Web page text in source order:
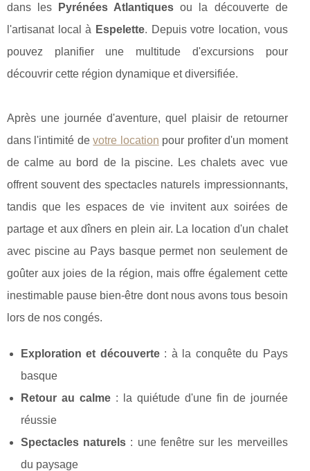
dans les
Pyrénées Atlantiques ou la découverte de
l'artisanat local à Espelette. Depuis votre location, vous
pouvez planifier une multitude d'excursions pour
découvrir cette région dynamique et diversifiée.
Après une journée d'aventure, quel plaisir de retourner
dans l'intimité devotre location pour profiter d'un moment
de calme au bord de la piscine. Les chalets avec vue
offrent souvent des spectacles naturels impressionnants,
tandis que les espaces de vie invitent aux soirées de
partage et aux dîners en plein air. La location d'un chalet
avec piscine au Pays basque permet non seulement de
goûter aux joies de la région, mais offre également cette
inestimable pause bien-être dont nous avons tous besoin
lors de nos congés.
Exploration et découverte: à la conquête du Pays
basque
Retour au calme: la quiétude d'une fin de journée
réussie
Spectacles naturels : une fenêtre sur les merveilles
du paysage